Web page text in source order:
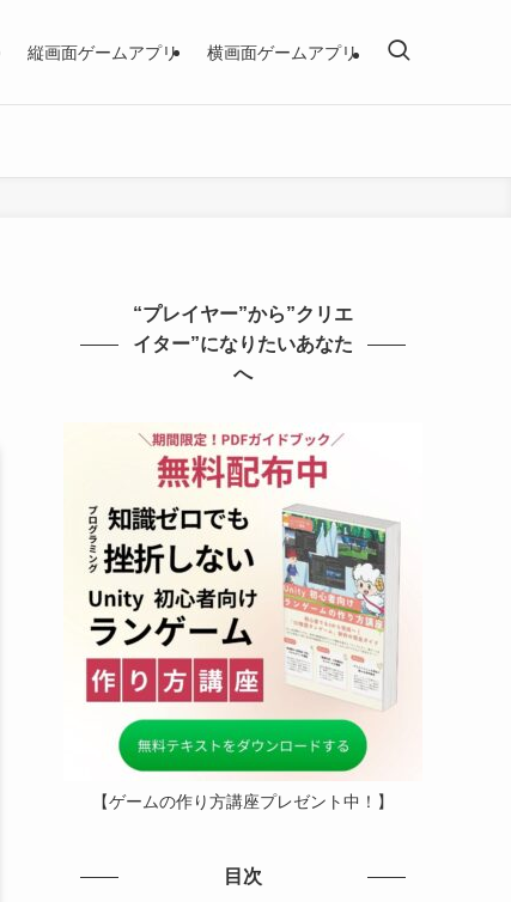
縦画面ゲームアプリ 横画面ゲームアプリ
“プレイヤー”から”クリエ
イター”になりたいあなた
へ
【ゲームの作り方講座プレゼント中！】
目次